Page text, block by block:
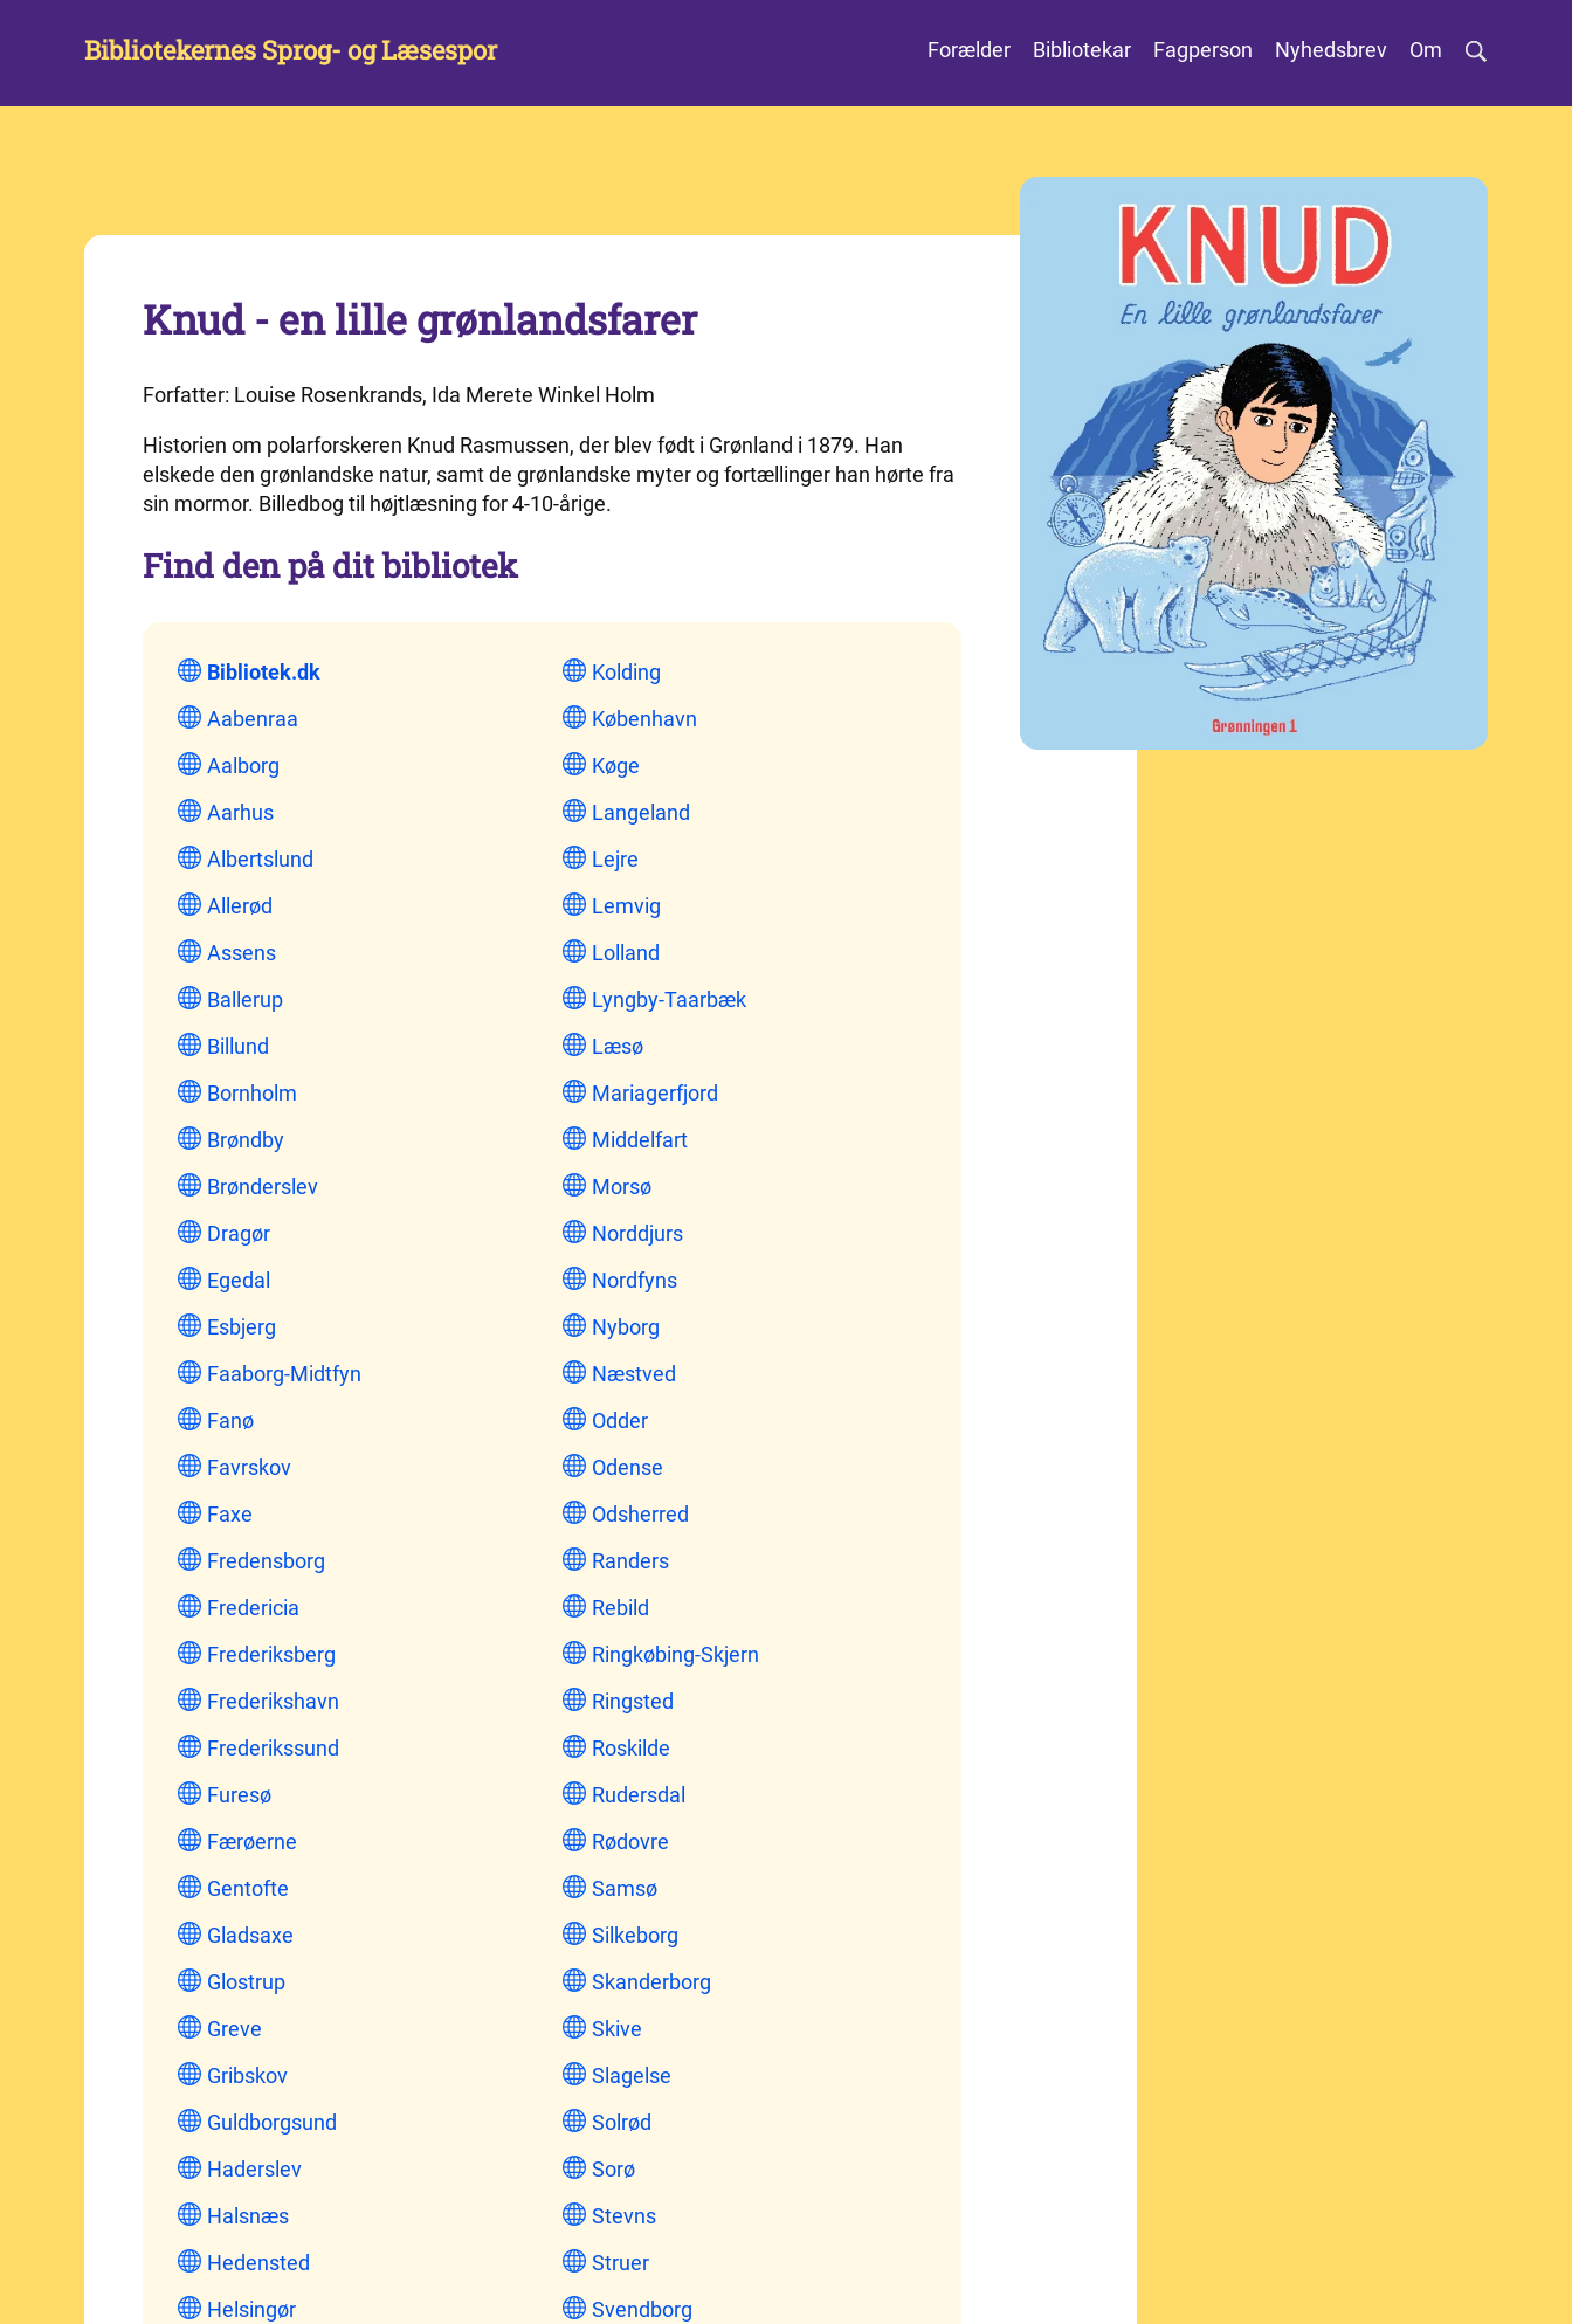
Bibliotekernes Sprog- og Læsespor Forælder Bibliotekar Fagperson Nyhedsbrev Om
Knud - en lille grønlandsfarer
Forfatter: Louise Rosenkrands, Ida Merete Winkel Holm
Historien om polarforskeren Knud Rasmussen, der blev født i Grønland i 1879. Han
elskede den grønlandske natur, samt de grønlandske myter og fortællinger han hørte fra
sin mormor. Billedbog til højtlæsning for 4-10-årige.
Find den på dit bibliotek
Bibliotek.dk
Aabenraa
Aalborg
Aarhus
Albertslund
Allerød
Assens
Ballerup
Billund
Bornholm
Brøndby
Brønderslev
Dragør
Egedal
Esbjerg
Faaborg-Midtfyn
Fanø
Favrskov
Faxe
Fredensborg
Fredericia
Frederiksberg
Frederikshavn
Frederikssund
Furesø
Færøerne
Gentofte
Gladsaxe
Glostrup
Greve
Gribskov
Guldborgsund
Haderslev
Halsnæs
Hedensted
Helsingør
Kolding
København
Køge
Langeland
Lejre
Lemvig
Lolland
Lyngby-Taarbæk
Læsø
Mariagerfjord
Middelfart
Morsø
Norddjurs
Nordfyns
Nyborg
Næstved
Odder
Odense
Odsherred
Randers
Rebild
Ringkøbing-Skjern
Ringsted
Roskilde
Rudersdal
Rødovre
Samsø
Silkeborg
Skanderborg
Skive
Slagelse
Solrød
Sorø
Stevns
Struer
Svendborg